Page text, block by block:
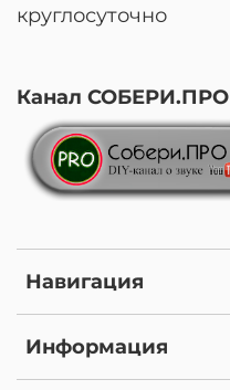
Навигация
Информация
круглосуточно
Канал СОБЕРИ.ПРО